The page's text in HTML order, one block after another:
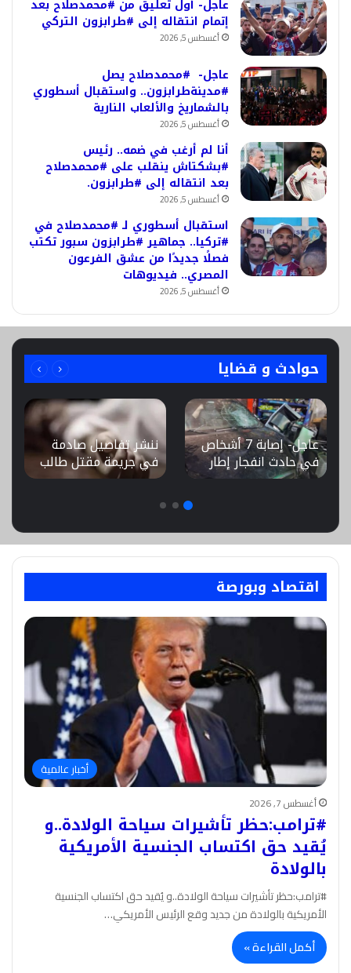
عاجل- أول تعليق من #محمدصلاح بعد
إتمام انتقاله إلى #طرابزون التركي
أغسطس 5, 2026
عاجل- #محمدصلاح يصل
#مدينةطرابزون.. واستقبال أسطوري
بالشماريخ والألعاب النارية
أغسطس 5, 2026
أنا لم أرغب في ضمه.. رئيس
#بشكتاش ينقلب على #محمدصلاح
بعد انتقاله إلى #طرابزون.
أغسطس 5, 2026
استقبال أسطوري لـ #محمدصلاح في
#تركيا.. جماهير #طرابزون سبور تكتب
فصلًا جديدًا من عشق الفرعون
المصري.. فيديوهات
أغسطس 5, 2026
حوادث و قضايا
عاجل- إصابة 7 أشخاص
في حادث انفجار إطار
سيارة ملاكي
ننشر تفاصيل صادمة
في جريمة مقتل طالب
على يد والده بشبين
اقتصاد وبورصة
أخبار عالمية
أغسطس 7, 2026
#ترامب:حظر تأشيرات سياحة الولادة..و
يُقيد حق اكتساب الجنسية الأمريكية
بالولادة
#ترامب:حظر تأشيرات سياحة الولادة..و يُقيد حق اكتساب الجنسية
الأمريكية بالولادة من جديد وقع الرئيس الأمريكي…
أكمل القراءة »